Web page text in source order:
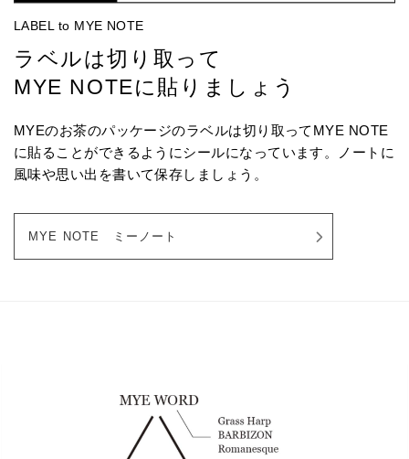
LABEL to MYE NOTE
ラベルは切り取って
MYE NOTEに貼りましょう
MYEのお茶のパッケージのラベルは切り取ってMYE NOTE
に貼ることができるようにシールになっています。ノートに
風味や思い出を書いて保存しましょう。
MYE NOTE ミーノート